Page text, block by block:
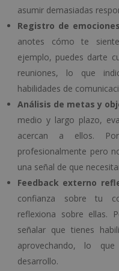
asumir demasiadas
Registro de emociones
anotes cómo te
ejemplo, puedes darte
reuniones, lo que
habilidades de
Análisis de metas y
medio y largo plazo,
acercan a ellos.
profesionalmente pero
una señal de que
Feedback externo
confianza sobre tu
reflexiona sobre ellas.
señalar que tienes
aprovechando, lo
desarrollo.